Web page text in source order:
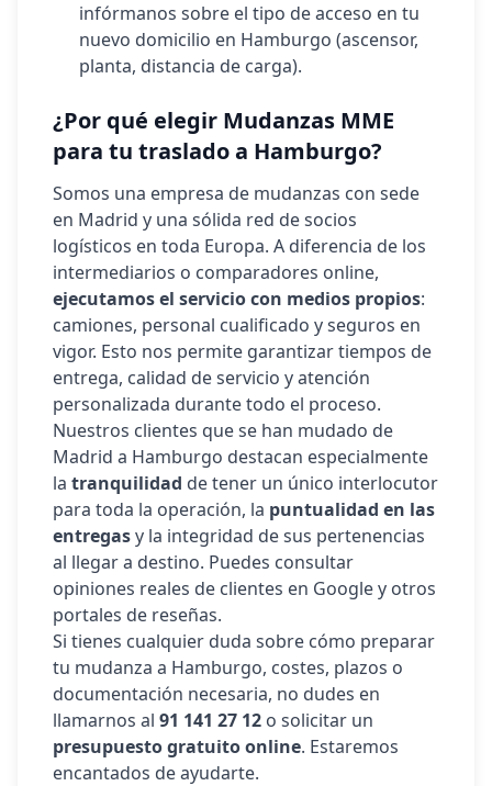
infórmanos sobre el tipo de acceso en tu
nuevo domicilio en Hamburgo (ascensor,
planta, distancia de carga).
¿Por qué elegir Mudanzas MME
para tu traslado a Hamburgo?
Somos una empresa de mudanzas con sede
en Madrid y una sólida red de socios
logísticos en toda Europa. A diferencia de los
intermediarios o comparadores online,
ejecutamos el servicio con medios propios:
camiones, personal cualificado y seguros en
vigor. Esto nos permite garantizar tiempos de
entrega, calidad de servicio y atención
personalizada durante todo el proceso.
Nuestros clientes que se han mudado de
Madrid a Hamburgo destacan especialmente
la tranquilidad de tener un único interlocutor
para toda la operación, la puntualidad en las
entregasy la integridad de sus pertenencias
al llegar a destino. Puedes consultar
opiniones reales de clientes en Google y otros
portales de reseñas.
Si tienes cualquier duda sobre cómo preparar
tu mudanza a Hamburgo, costes, plazos o
documentación necesaria, no dudes en
llamarnos al 91 141 27 12 o solicitar un
presupuesto gratuito online. Estaremos
encantados de ayudarte.